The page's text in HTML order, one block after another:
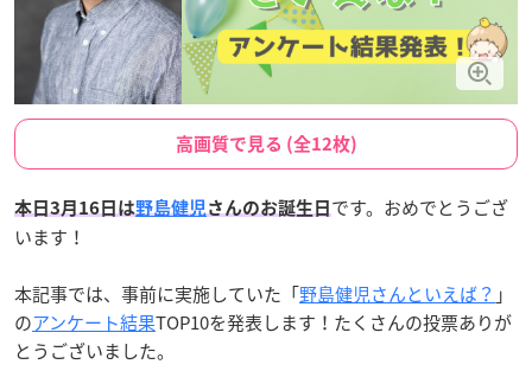
高画質で見る (全12枚)
本日3月16日は野島健児 さんのお誕生日 です。おめでとうござ
います！
本記事では、事前に実施していた「野島健児さんといえば？ 」
のアンケート結果TOP10を発表します！たくさんの投票ありが
とうございました。